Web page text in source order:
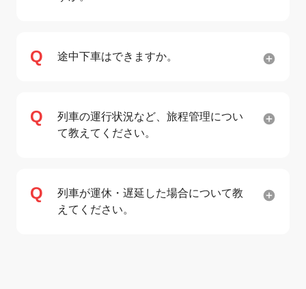
途中下車はできますか。
列車の運行状況など、旅程管理につい
て教えてください。
列車が運休・遅延した場合について教
えてください。